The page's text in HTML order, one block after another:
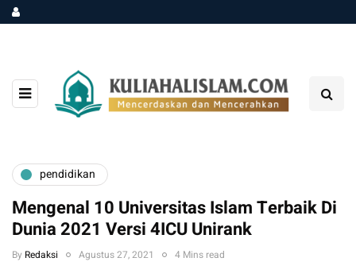
pendidikan
Mengenal 10 Universitas Islam Terbaik Di
Dunia 2021 Versi 4ICU Unirank
By Redaksi Agustus 27, 2021 4 Mins read